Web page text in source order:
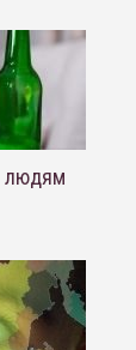
людям